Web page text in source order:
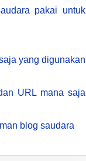
pakai untuk
yang digunakan
URL mana saja
blog saudara